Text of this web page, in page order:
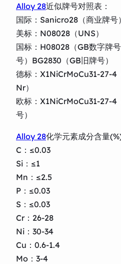
Alloy 28近似牌号对照表：
国际：Sanicro28（商业牌号）
美标：N08028（UNS）
国标：H08028（GB数字牌
号）BG2830（GB旧牌号）
德标：X1NiCrMoCu31-27-
Nr）
欧标：X1NiCrMoCu31-27-4
号）
Alloy 28化学元素成分含量
C：≤0.03
Si：≤1
Mn：≤2.5
P：≤0.03
S：≤0.03
Cr：26-28
Ni：30-34
Cu：0.6-1.4
Mo：3-4